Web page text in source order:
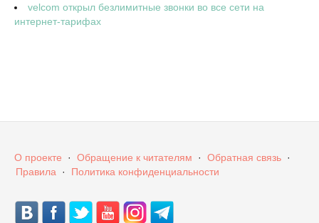
velcom открыл безлимитные звонки во все сети на
интернет-тарифах
О проекте · Обращение к читателям · Обратная связь ·
Правила · Политика конфиденциальности